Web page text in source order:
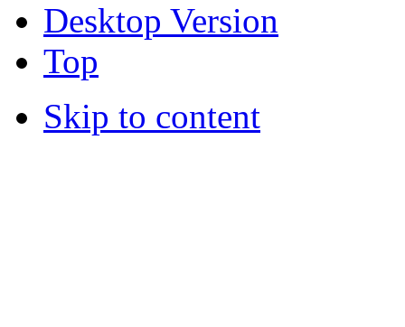
Desktop Version
Top
Skip to content